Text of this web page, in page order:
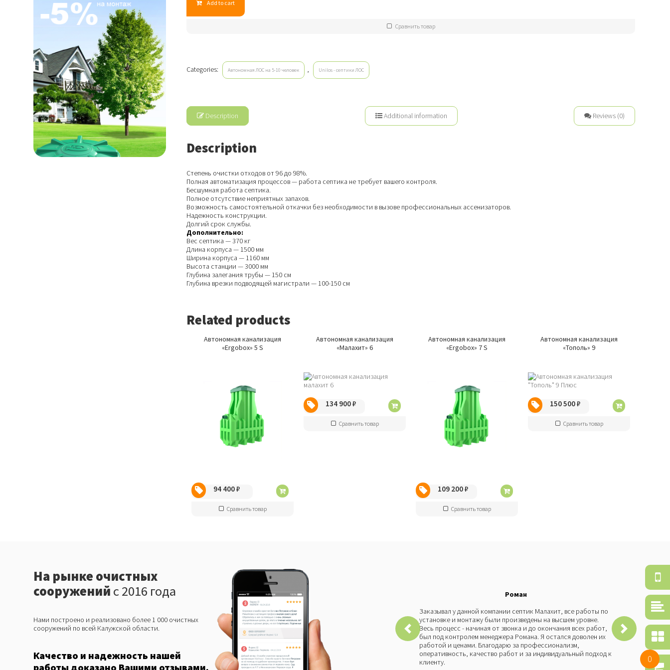
лонг
quantity
Add to cart
Сравнить товар
Categories: Автономная ЛОС на 5-10 человек , Unilos - септики ЛОС
Description Additional information Reviews (0)
Description
Степень очистки отходов от 96 до 98%.
Полная автоматизация процессов — работа септика не требует вашего контроля.
Бесшумная работа септика.
Полное отсутствие неприятных запахов.
Возможность самостоятельной откачки без необходимости в вызове профессиональных ассенизаторов.
Надежность конструкции.
Долгий срок службы.
Дополнительно:
Вес септика — 370 кг
Длина корпуса — 1500 мм
Ширина корпуса — 1160 мм
Высота станции — 3000 мм
Глубина залегания трубы — 150 см
Глубина врезки подводящей магистрали — 100-150 см
Related products
Автономная канализация
«Ergobox» 5 S
94 400₽
Сравнить товар
Автономная канализация
«Малахит» 6
134 900₽
Сравнить товар
Автономная канализация
«Ergobox» 7 S
109 200₽
Сравнить товар
Автономная канализация
«Тополь» 9
150 500₽
Сравнить товар
На рынке очистных
сооружений с 2016 года
Нами построено и реализовано более 1 000 очистных
сооружений по всей Калужской области.
Качество и надежность нашей
работы доказано Вашими отзывами.
Роман
Заказывал у данной компании септик Малахит, все работы по
установке и монтажу были произведены на высшем уровне.
Весь процесс - начиная от звонка и до окончания всех работ,
был под контролем менеджера Романа. Я остался доволен их
работой и ценами. Благодарю за профессионализм,
оперативность, качество работ и за индивидуальный подход к
клиенту.
и
0